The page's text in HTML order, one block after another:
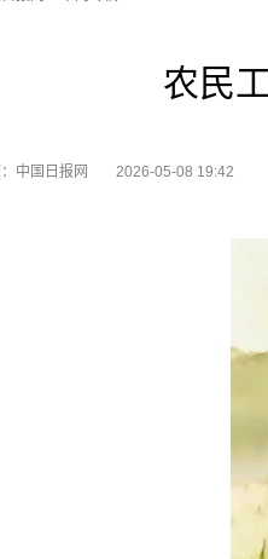
农民
中国日报网 2026-05-08 19:42